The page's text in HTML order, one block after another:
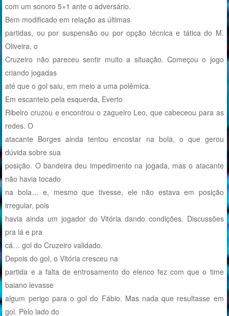
com um sonoro 5×1 ante o adversário.
Bem modificado em relação as últimas
partidas, ou por suspensão ou por opção técnica e tática do M.
Oliveira, o
Cruzeiro não pareceu sentir muito a situação. Começou o jogo
criando jogadas
até que o gol saiu, em meio a uma polêmica.
Em escanteio pela esquerda, Everto
Ribeiro cruzou e encontrou o zagueiro Leo, que cabeceou para as
redes. O
atacante Borges ainda tentou encostar na bola, o que gerou
dúvida sobre sua
posição. O bandeira deu impedimento na jogada, mas o atacante
não havia tocado
na bola… e, mesmo que tivesse, ele não estava em posição
irregular, pois
havia ainda um jogador do Vitória dando condições. Discussões
pra lá e pra
cá… gol do Cruzeiro validado.
Depois do gol, o Vitória cresceu na
partida e a falta de entrosamento do elenco fez com que o time
baiano levasse
algum perigo para o gol do Fábio. Mas nada que resultasse em
gol. Pelo lado do